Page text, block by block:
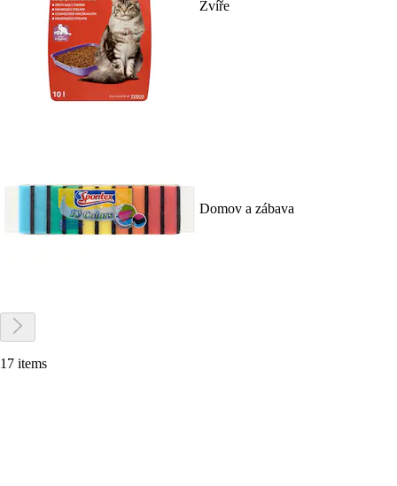
Zvíře
Domov a zábava
17 items